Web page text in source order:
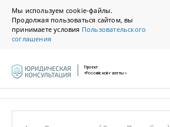
Мы используем cookie-файлы.
Продолжая пользоваться сайтом, вы
принимаете условия Пользовательского
соглашения
Проект
«Российской газеты»